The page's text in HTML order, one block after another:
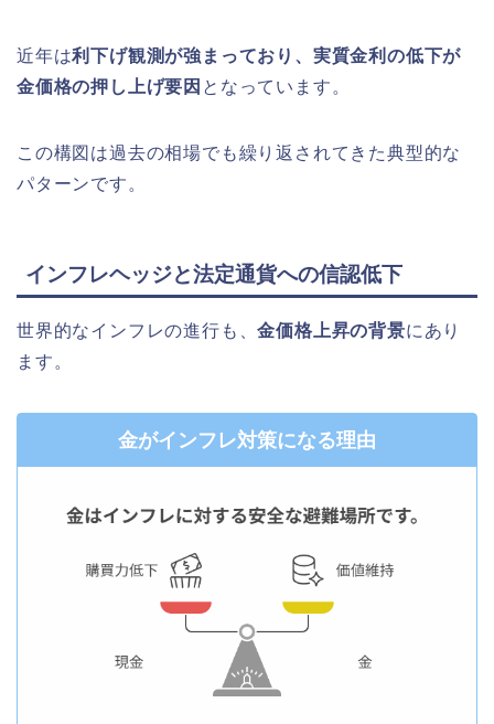
近年は利下げ観測が強まっており、実質金利の低下が
金価格の押し上げ要因 となっています。
この構図は過去の相場でも繰り返されてきた典型的な
パターンです。
インフレヘッジと法定通貨への信認低下
世界的なインフレの進行も、金価格上昇の背景にあり
ます。
金がインフレ対策になる理由